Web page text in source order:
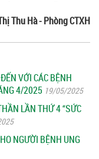
Thu Hà - Phòng CTXH
VỚI CÁC BỆNH
4/2025 19/05/2025
LẦN THỨ 4 “SỨC
NGƯỜI BỆNH UNG